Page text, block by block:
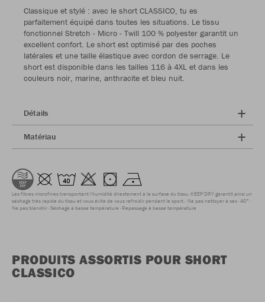
Classique et stylé : avec le short CLASSICO, tu es
parfaitement équipé dans toutes les situations. Le tissu
fonctionnel Stretch - Micro - Twill 100 % polyester garantit un
excellent confort. Le short est optimisé par des poches
latérales et une taille élastique avec cordon de serrage. Le
short est disponible dans les tailles 116 à 4XL et dans les
couleurs noir, marine, anthracite et bleu nuit.
Détails
Matériau
Les fibres microfines transportent l'humidité directement à la surface du tissu. KEEP DRY garantit ainsi un
séchage très rapide du tissu et vous évite de vous refroidir pendant le sport. Ne pas nettoyer à sec 40°
Ne pas blanchir Séchage à basse température Repassage à basse température
PRODUITS ASSORTIS POUR SHORT
CLASSICO